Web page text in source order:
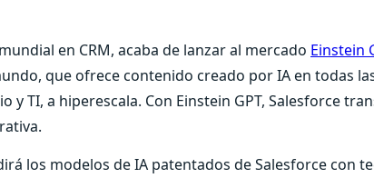
en CRM, acaba de lanzar al mercado Einstein
que ofrece contenido creado por IA en todas
y TI, a hiperescala. Con Einstein GPT, Salesforce
los modelos de IA patentados de Salesforce con